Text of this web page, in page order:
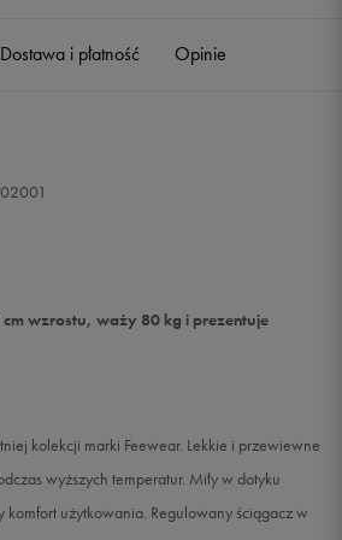
o dostępności
dostępności
Dostawa i płatność Opinie
wzrostu, waży 80 kg i prezentuje
kolekcji marki Feewear. Lekkie i przewiewne
wyższych temperatur. Miły w dotyku
komfort użytkowania. Regulowany ściągacz w